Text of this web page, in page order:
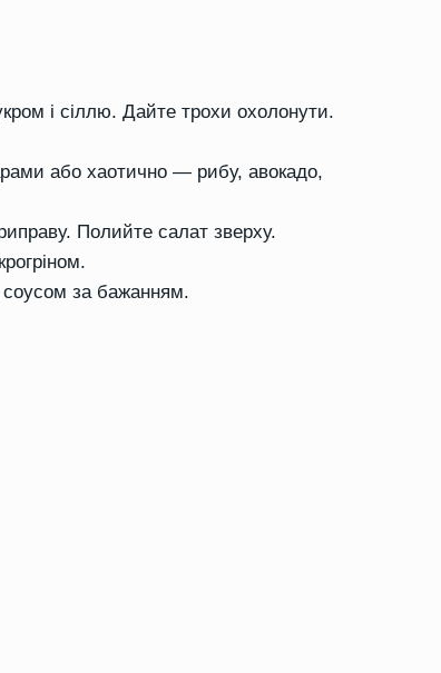
і сіллю. Дайте трохи охолонути.
або хаотично — рибу, авокадо,
Полийте салат зверху.
за бажанням.